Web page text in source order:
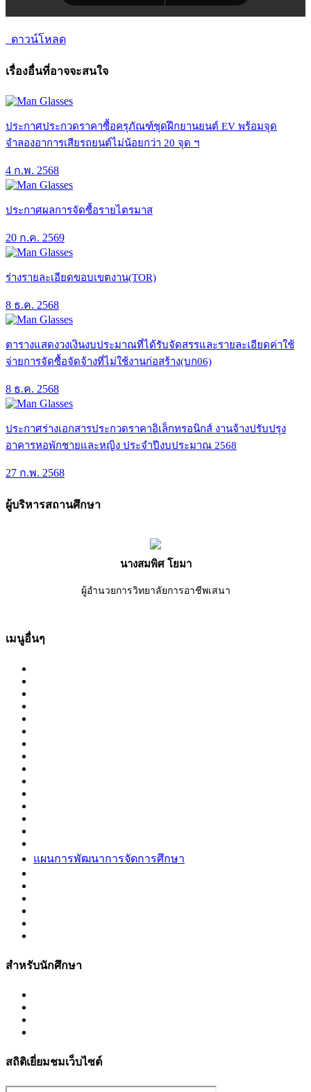
ดาวน์โหลด
เรื่องอื่นที่อาจจะสนใจ
ประกาศประกวดราคาซื้อครุภัณฑ์ชุดฝึกยานยนต์ EV พร้อมจุด
จำลองอาการเสียรถยนต์ไม่น้อยกว่า 20 จุด ฯ
4 ก.พ. 2568
ประกาศผลการจัดซื้อรายไตรมาส
20 ก.ค. 2569
ร่างรายละเอียดขอบเขตงาน(TOR)
8 ธ.ค. 2568
ตารางแสดงวงเงินงบประมาณที่ได้รับจัดสรรและรายละเอียดค่าใช้
จ่ายการจัดซื้อจัดจ้างที่ไม่ใช้งานก่อสร้าง(บก06)
8 ธ.ค. 2568
ประกาศร่างเอกสารประกวดราคาอิเล็กทรอนิกส์ งานจ้างปรับปรุง
อาคารหอพักชายและหญิง ประจำปีงบประมาณ 2568
27 ก.พ. 2568
ผู้บริหารสถานศึกษา
นางสมพิศ โยมา
ผู้อำนวยการวิทยาลัยการอาชีพเสนา
เมนูอื่นๆ
แผนการพัฒนาการจัดการศึกษา
สำหรับนักศึกษา
สถิติเยี่ยมชมเว็บไซต์